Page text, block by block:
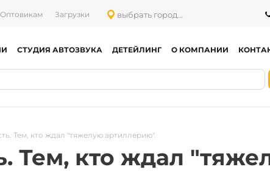
Оптовикам Загрузки выбрать город...
СТУДИЯ АВТОЗВУКА ДЕТЕЙЛИНГ О КОМПАНИИ
Тем, кто ждал "тяжелую артиллерию".
Тем, кто ждал